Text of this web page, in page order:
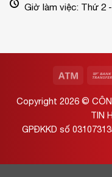
Giờ làm việc: Thứ 2
Copyright 2026 ©
TIN
GPĐKKD số